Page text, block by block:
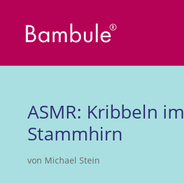
ASMR: Kribbeln im
Stammhirn
von Michael Stein